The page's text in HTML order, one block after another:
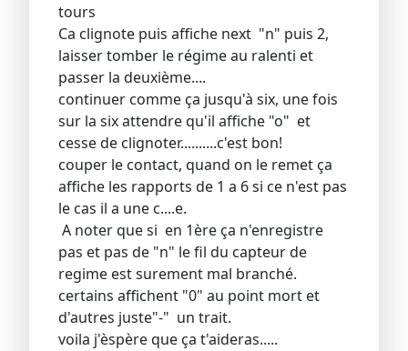
tours
Ca clignote puis affiche next "n" puis 2,
laisser tomber le régime au ralenti et
passer la deuxième....
continuer comme ça jusqu'à six, une fois
sur la six attendre qu'il affiche "o" et
cesse de clignoter..........c'est bon!
couper le contact, quand on le remet ça
affiche les rapports de 1 a 6 si ce n'est pas
le cas il a une c....e.
A noter que si en 1ère ça n'enregistre
pas et pas de "n" le fil du capteur de
regime est surement mal branché.
certains affichent "0" au point mort et
d'autres juste"-" un trait.
voila j'èspère que ça t'aideras.....